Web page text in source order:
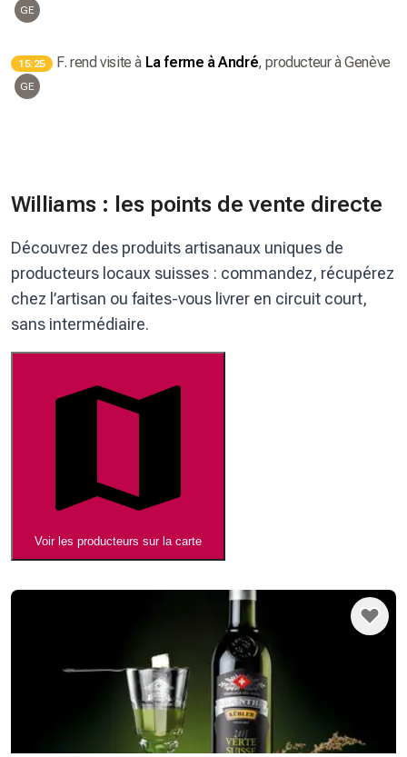
GE
15:25 F. rend visite à La ferme à André, producteurà Genève
GE
Williams : les points de vente directe
Découvrez des produits artisanaux uniques de
producteurs locaux suisses : commandez, récupérez
chez l’artisan ou faites-vous livrer en circuit court,
sans intermédiaire.
Voir les producteurs sur la carte